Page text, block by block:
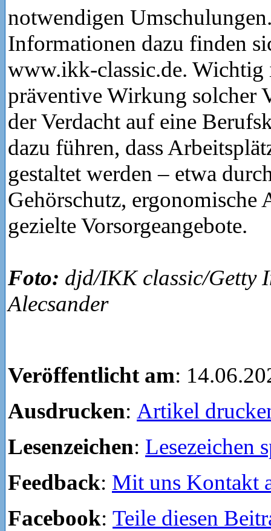
notwendigen
Informationen dazu finden
www.ikk-classic.de. Wichtig
präventive Wirkung solcher
der Verdacht auf eine
dazu führen, dass
gestaltet werden – etwa
Gehörschutz, ergonomische
gezielte Vorsorgeangebote.
Foto: djd/IKK classic/Getty
Alecsander
Veröffentlicht am:
Ausdrucken: Artikel
Lesenzeichen: Lesezeichen
Feedback: Mit uns Kontakt
Facebook: Teile diesen